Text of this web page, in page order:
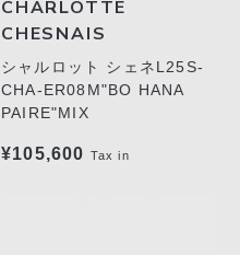
CHARLOTTE
CHESNAIS
シャルロット シェネL25S-
CHA-ER08M"BO HANA
PAIRE"MIX
¥105,600 Tax in